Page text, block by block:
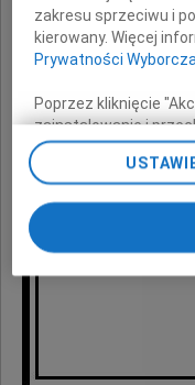
zakresu sprzeciwu i
kierowany. Więcej
Prywatności
Poprzez kliknięcie
zainstalowanie i
Wyborczej sp. z o. o.
na Twoim urządzeniu
chwili zmienić swoje
ponownie wywołując
preferencjami dot.
odnośnik
przechodząc do